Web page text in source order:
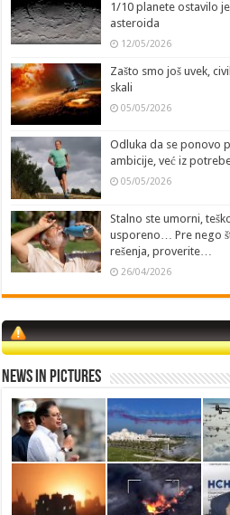
1/10 planete ostavilo
asteroida
12/05/2026
Zašto smo još uvek,
skali
05/05/2026
Odluka da se ponovo
ambicije, već iz
05/05/2026
Stalno ste umorni,
usporeno… Pre nego
rešenja, proverite…
26/04/2026
News in Pictures